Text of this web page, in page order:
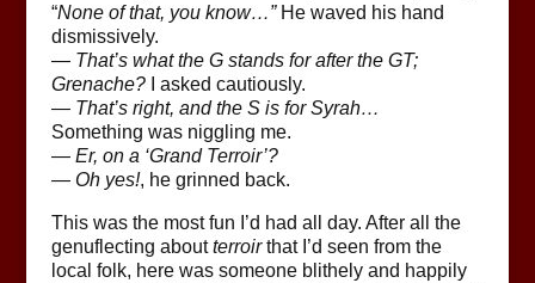
“None of that, you know…”He waved his hand
dismissively.
— That’s what the G stands for after the GT;
Grenache?I asked cautiously.
— That’s right, and the S is for Syrah…
Something was niggling me.
— Er, on a ‘Grand Terroir’?
— Oh yes!, he grinned back.
This was the most fun I’d had all day. After all the
genuflecting aboutterroirthat I’d seen from the
local folk, here was someone blithely and happily